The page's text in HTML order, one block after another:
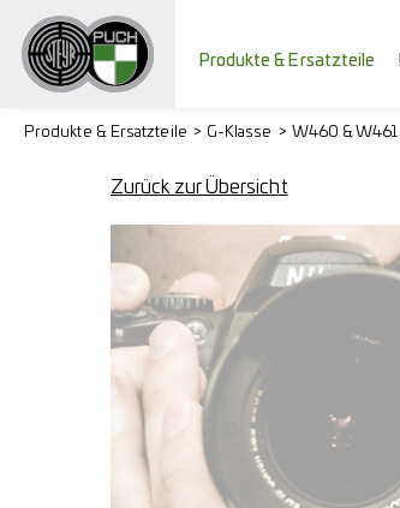
Produkte & Ersatzteile
Produkte & Ersatzteile G-Klasse W460 & W461
Zurück zur Übersicht